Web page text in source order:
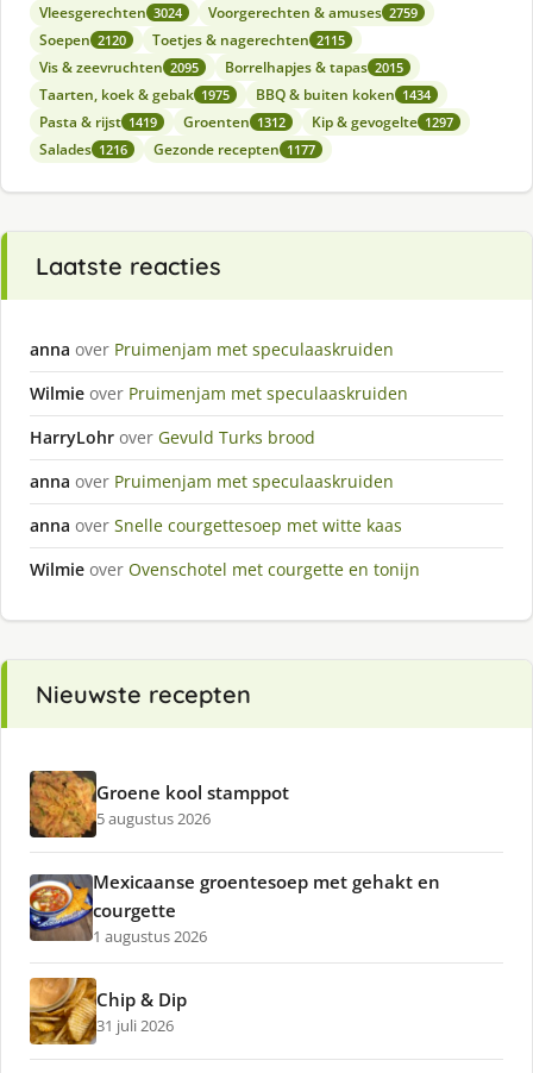
Vleesgerechten 3024 Voorgerechten & amuses 2759
Soepen 2120 Toetjes & nagerechten 2115
Vis & zeevruchten 2095 Borrelhapjes & tapas 2015
Taarten, koek & gebak 1975 BBQ & buiten koken 1434
Pasta & rijst 1419 Groenten 1312 Kip & gevogelte 1297
Salades 1216 Gezonde recepten 1177
Laatste reacties
anna over Pruimenjam met speculaaskruiden
Wilmie over Pruimenjam met speculaaskruiden
HarryLohr over Gevuld Turks brood
anna over Pruimenjam met speculaaskruiden
anna over Snelle courgettesoep met witte kaas
Wilmie over Ovenschotel met courgette en tonijn
Nieuwste recepten
Groene kool stamppot
5 augustus 2026
Mexicaanse groentesoep met gehakt en
courgette
1 augustus 2026
Chip & Dip
31 juli 2026